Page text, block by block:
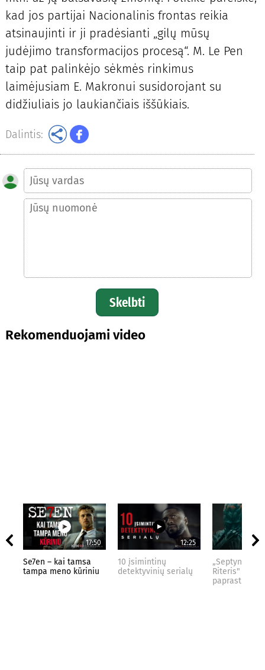
kad jos partijai Nacionalinis frontas reikia
atsinaujinti ir ji pradėsianti „gilų mūsų
judėjimo transformacijos procesą“. M. Le Pen
taip pat palinkėjo sėkmės rinkimus
laimėjusiam E. Makronui susidorojant su
didžiuliais jo laukiančiais iššūkiais.
Dalintis:
Skelbti
Rekomenduojami video
17:50
Se7en – kai tamsa
tampa meno kūriniu
12:25
10 įsimintinų
detektyvinių serialų
„Septynių
Riteris" – kai
paprastumas